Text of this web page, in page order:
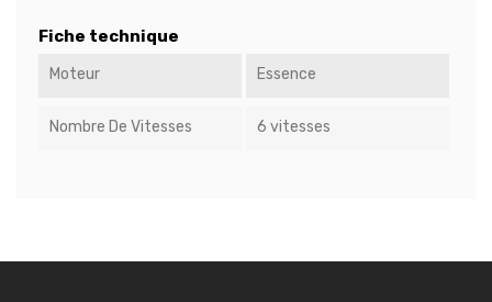
Fiche technique
Moteur Essence
Nombre De Vitesses 6 vitesses